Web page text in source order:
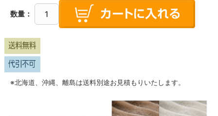
数量：
※北海道、沖縄、離島は送料別途お見積もりいたします。